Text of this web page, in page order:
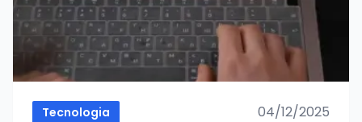
Tecnologia 04/12/2025